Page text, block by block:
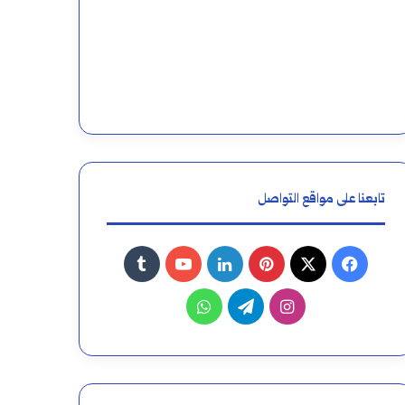
تابعنا على مواقع التواصل
فيسبوك
‫X بينتيريستلينكدإن‫YouTube
‏Tumblr
انستقرامتيلقرامواتساب